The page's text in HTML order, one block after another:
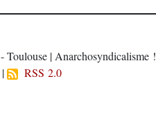
| Anarchosyndicalisme !
| RSS 2.0